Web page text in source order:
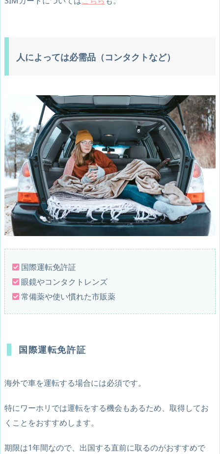
人によっては必需品（コンタクトなど）
国際運転免許証
眼鏡やコンタクトレンズ
常備薬や使い慣れた市販薬
国際運転免許証
海外で車を運転する場合には必須です。
特にワーホリでは運転をする機会もあるため、取得してお
くことをおすすめします。
期限は1年間なので、 出国する直前に取るのがおすすめで